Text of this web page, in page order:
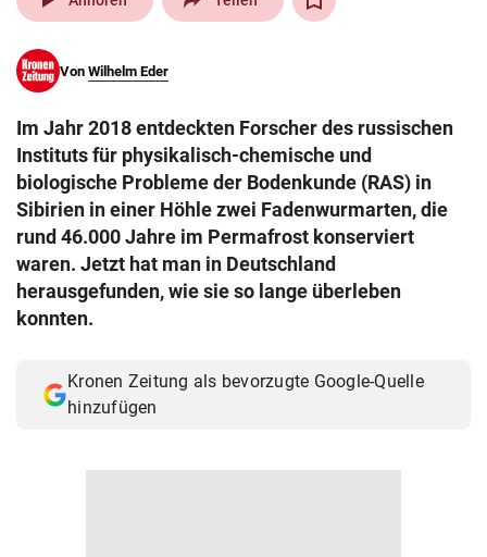
search
eingeben
Muthgasse 2, 1190 Wien
Von Wilhelm Eder
Im Jahr 2018 entdeckten Forscher des russischen
Instituts für physikalisch-chemische und
biologische Probleme der Bodenkunde (RAS) in
Sibirien in einer Höhle zwei Fadenwurmarten, die
rund 46.000 Jahre im Permafrost konserviert
waren. Jetzt hat man in Deutschland
herausgefunden, wie sie so lange überleben
konnten.
Kronen Zeitung als bevorzugte Google-Quelle
hinzufügen